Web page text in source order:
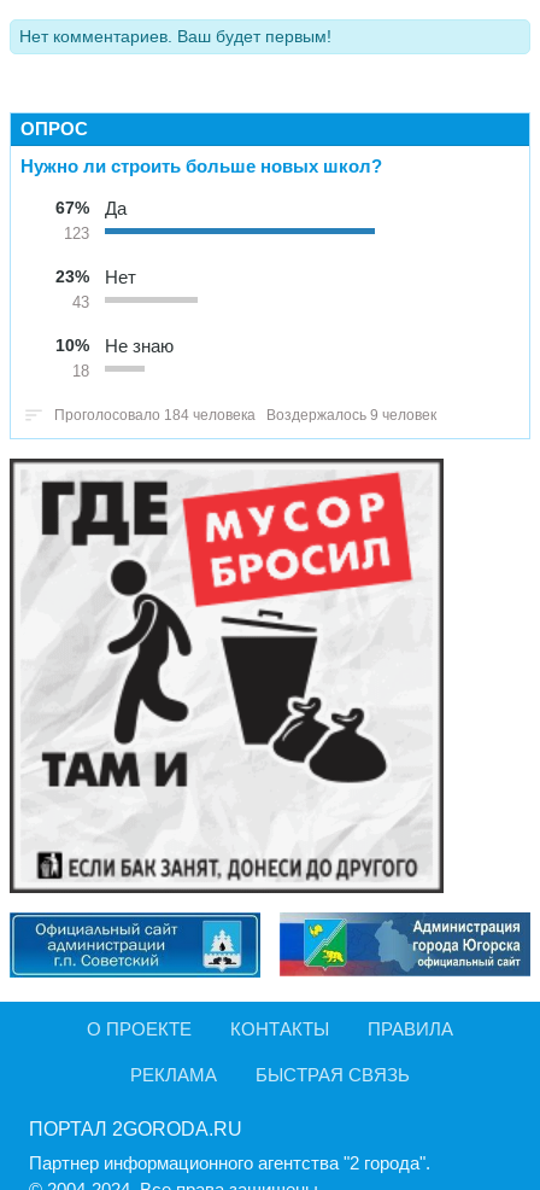
Нет комментариев. Ваш будет первым!
ОПРОС
Нужно ли строить больше новых школ?
67%
123
Да
23%
43
Нет
10%
18
Не знаю
Проголосовало 184 человека Воздержалось 9 человек
О ПРОЕКТЕ КОНТАКТЫ ПРАВИЛА
РЕКЛАМА БЫСТРАЯ СВЯЗЬ
ПОРТАЛ 2GORODA.RU
Партнер информационного агентства "2 города".